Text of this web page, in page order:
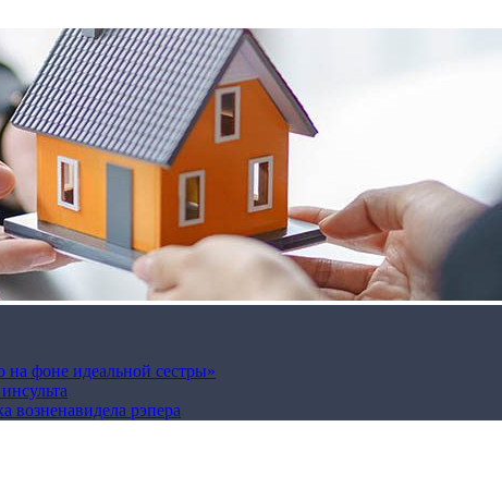
на фоне идеальной сестры»
возненавидела рэпера